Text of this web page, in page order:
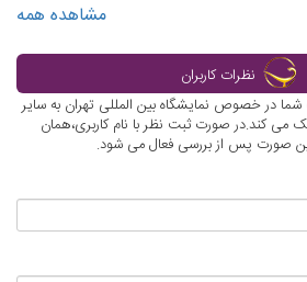
مشاهده همه
نظرات کاربران
شما در خصوص نمایشگاه بین المللی تهران به سایر
می کند.در صورت ثبت نظر با نام کاربری،همان
صورت پس از بررسی فعال می شود.